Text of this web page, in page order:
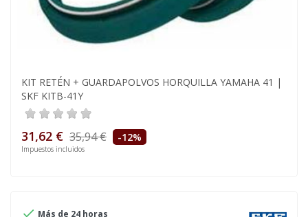
KIT RETÉN + GUARDAPOLVOS HORQUILLA YAMAHA 41 |
SKF KITB-41Y
31,62 € 35,94 € -12%
Impuestos incluidos
 Más de 24 horas